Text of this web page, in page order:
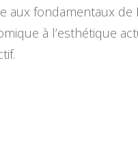
aux fondamentaux de
à l’esthétique